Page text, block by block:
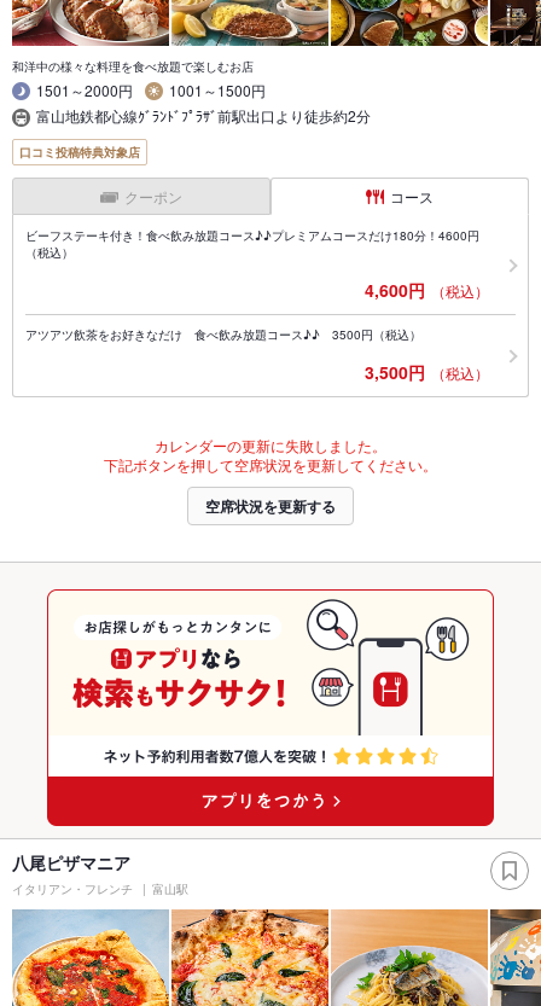
和洋中の様々な料理を食べ放題で楽しむお店
1501～2000円
1001～1500円
富山地鉄都心線ｸﾞﾗﾝﾄﾞﾌﾟﾗｻﾞ前駅出口より徒歩約2分
口コミ投稿特典対象店
クーポン コース
ビーフステーキ付き！食べ飲み放題コース♪♪プレミアムコースだけ180分！4600円
（税込）
4,600円 （税込）
アツアツ飲茶をお好きなだけ 食べ飲み放題コース♪♪ 3500円（税込）
3,500円 （税込）
カレンダーの更新に失敗しました。
下記ボタンを押して空席状況を更新してください。
空席状況を更新する
八尾ピザマニア
イタリアン・フレンチ 富山駅